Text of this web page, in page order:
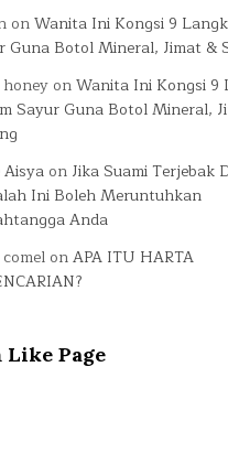
onWanita Ini Kongsi 9
Guna Botol Mineral, Jimat &
onWanita Ini Kongsi 9
Sayur Guna Botol Mineral,
Aisya on Jika Suami Terjebak
Ini Boleh Meruntuhkan
Anda
onAPA ITU HARTA
Like Page